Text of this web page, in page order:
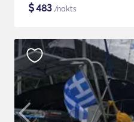
$483 /nakts